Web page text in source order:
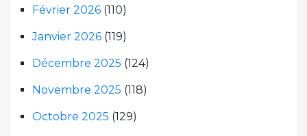
Février 2026 (110)
Janvier 2026 (119)
Décembre 2025 (124)
Novembre 2025 (118)
Octobre 2025 (129)